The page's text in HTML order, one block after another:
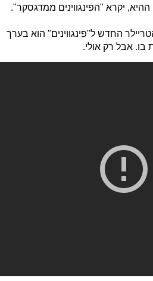
יקרא "הפינגווינים ממדגסקר".
החדש ל"פינגווינים" הוא בערך
אבל רק אולי.